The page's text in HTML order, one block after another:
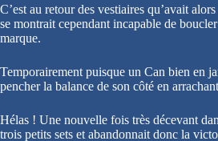
C’est au retour des vestiaires qu’avait
se montrait cependant incapable de
marque.
Temporairement puisque un Can bien en
pencher la balance de son côté en
Hélas ! Une nouvelle fois très décevant
trois petits sets et abandonnait donc la